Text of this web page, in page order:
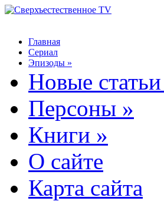
Главная
Сериал
Эпизоды »
Новые статьи
Персоны »
Книги »
О сайте
Карта сайта